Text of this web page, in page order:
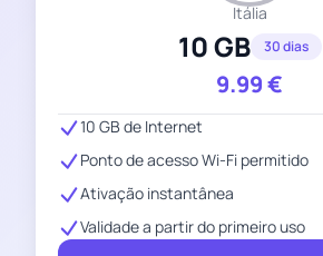
Itália
10 GB 30 dias
9.99€
10 GB de Internet
Ponto de acesso Wi-Fi permitido
Ativação instantânea
Validade a partir do primeiro uso